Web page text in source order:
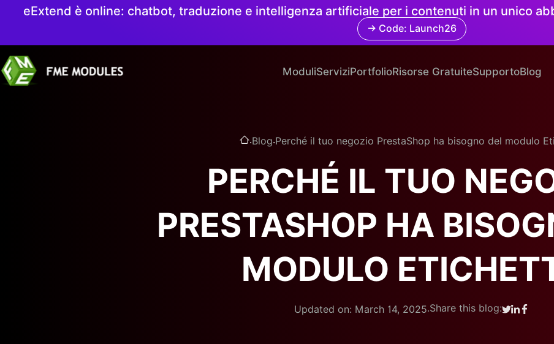
eExtend è online: chatbot, traduzione e intelligenza artificiale per i contenuti in un unico
→ Code: Launch26
ModuliServiziPortfolioRisorse GratuiteSupportoBlog
.Blog.Perché il tuo negozio PrestaShop ha bisogno del modulo
PERCHÉ IL TUO
PRESTASHOP HA
MODULO
Updated on: March 14, 2025.Share this blog: